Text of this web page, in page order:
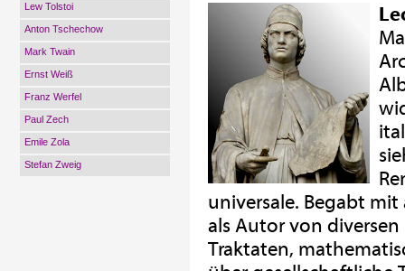
Lew Tolstoi
Anton Tschechow
Mark Twain
Ernst Weiß
Franz Werfel
Paul Zech
Emile Zola
Stefan Zweig
universale. Begabt
als Autor von
Traktaten,